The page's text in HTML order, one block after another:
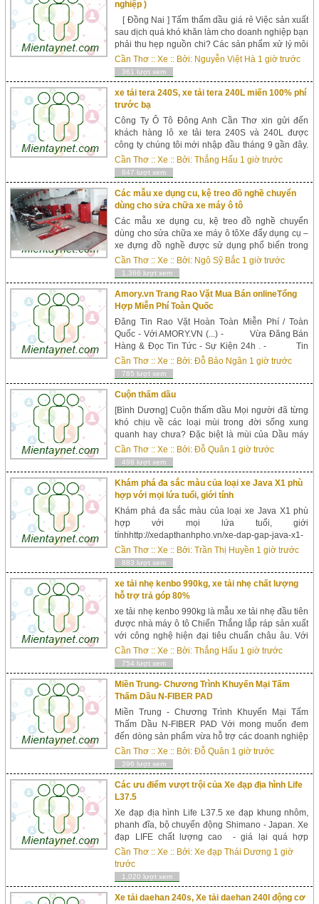
nghiệp )
[ Đồng Nai ] Tấm thấm dầu giá rẻ Việc sản xuất
sau dịch quá khó khăn làm cho doanh nghiệp bạn
phải thu hẹp nguồn chi? Các sản phẩm xử lý môi
trường hiện nay đang quá đắt đỏ bởi việc nhập
khẩu đang gặp nhiều vướng ngại ? Vậy tại sao
bạn không xử dụng một dòng sản phẩm mang
thương hiệu Việt với giá thành si...
Cần Thơ ::Xe :: Bởi: Nguyễn Việt Hà 1 giờ trước
361 lượt xem
xe tải tera 240S, xe tải tera 240L miến 100% phí
trước bạ
Công Ty Ô Tô Đông Anh Cần Thơ xin gửi đến
khách hàng lô xe tải tera 240S và 240L được
công ty chúng tôi mới nhập đầu tháng 9 gần đây.
Xe được Đại Lý chúng tôi chào bán với giá cực
k...
Cần Thơ ::Xe :: Bởi:Thắng Hấu 1 giờ trước
847 lượt xem
Các mẫu xe dụng cu, kệ treo đồ nghề chuyển
dùng cho sửa chữa xe máy ô tô
Các mẫu xe dụng cu, kệ treo đồ nghề chuyển
dùng cho sửa chữa xe máy ô tôXe đẩy dụng cụ –
xe đựng đồ nghề được sử dụng phổ biến trong
các tiệm sửa chữa xe máy, garage ô tô, xưởng
sản xuất, gia công cơ khí hay khu nhà má...
Cần Thơ ::Xe :: Bởi: Ngô Sỹ Bắc 1 giờ trước
1,366 lượt xem
Amory.vn Trang Rao Vặt Mua Bán onlineTổng
Hợp Miễn Phí Toàn Quốc
Đăng Tin Rao Vặt Hoàn Toàn Miễn Phí / Toàn
Quốc - Với AMORY.VN (...) - Vừa Đăng Bán
Hàng & Đọc Tin Tức - Sự Kiện 24h . - Tin
Pháp Luật - Đời Sống - Giải Trí - Showbiz - Thị
Trường - Sức Khỏe - Thể Thao - Gi...
Cần Thơ ::Xe :: Bởi:Đỗ Bảo Ngân 1 giờ trước
785 lượt xem
Cuộn thấm dầu
[Bình Dương] Cuộn thấm dầu Mọi người đã từng
khó chịu về các loại mùi trong đời sống xung
quanh hay chưa? Đặc biệt là mùi của Dầu máy
công nghiệp luôn làm nhức óc trong trường hợp
dầu tràn đổ diện rộng trên cạn cũng như dưới
nước. Nếu không chuẩn bị sẵn các vật tư thiết yếu
xử lý hoàn toàn các vết dầu mà ảnh hưởng đến...
Cần Thơ ::Xe :: Bởi:Đỗ Quân 1 giờ trước
498 lượt xem
Khám phá đa sắc màu của loại xe Java X1 phù
hợp với mọi lứa tuổi, giới tính
Khám phá đa sắc màu của loại xe Java X1 phù
hợp với mọi lứa tuổi, giới
tínhhttp://xedapthanhpho.vn/xe-dap-gap-java-x1-
7s-10367118.html ...
Cần Thơ ::Xe :: Bởi:Trần Thị Huyền 1 giờ trước
883 lượt xem
xe tải nhẹ kenbo 990kg, xe tải nhẹ chất lượng
hỗ trợ trả góp 80%
xe tải nhẹ kenbo 990kg là mẫu xe tải nhẹ đầu tiên
được nhà máy ô tô Chiến Thắng lắp ráp sản xuất
với công nghệ hiện đại tiêu chuẩn châu âu. Với
sản phẩm này hứa hẹn sẽ là đối thủ cạnh tranh
với các d&ogra...
Cần Thơ ::Xe :: Bởi:Thắng Hấu 1 giờ trước
754 lượt xem
Miền Trung- Chương Trình Khuyến Mại Tấm
Thấm Dầu N-FIBER PAD
Miền Trung - Chương Trình Khuyến Mại Tấm
Thấm Dầu N-FIBER PAD Với mong muốn đem
đến dòng sản phẩm vừa hỗ trợ các doanh nghiệp
giải quyết các vấn đề môi trường trong quá trình
sản xuất, vừa giúp người dân có môi trường sống
thêm xanh, Nhà máy Bignanotech đưa ra đời
dòng sản phẩm ứng phó sự cố môi trường ...
Cần Thơ ::Xe :: Bởi:Đỗ Quân 1 giờ trước
396 lượt xem
Các ưu điểm vượt trội của Xe đạp địa hình Life
L37.5
Xe đạp địa hình Life L37.5 xe đạp khung nhôm,
phanh đĩa, bộ chuyển động Shimano - Japan. Xe
đạp LIFE chất lượng cao - giá lại quá hợp
lý.Khung xe được làm bằng hợp kim nhôm cao
cấp đảm bảo độ cứng, dẻo dai, chống rung
lắc, cộng hưởng khi...
Cần Thơ ::Xe :: Bởi:Xe đạp Thái Dương 1 giờ
trước
1,020 lượt xem
Xe tải daehan 240s, Xe tải daehan 240l động cơ